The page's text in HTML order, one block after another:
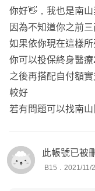
們手術項目比較多
有保障、外溢保單等
全球部分 75以後住
慮
但未來門診手術應該
門診手術PHB理賠是
至於大公司比較有
真的發生理賠爭議
一份保單規劃的好
上。
服務人員的好壞會
專業雖然很重要，
需求為何的，其實
但是要誰才是最符
道，
其實傳統壽險公司的
的關係，
你好👋，我也是南
因為不知道你之前
如果依你現在這樣所
你可以投保終身醫療
之後再搭配自付額
較好
若有問題可以找南
此帳號已被
B15．2021/11/